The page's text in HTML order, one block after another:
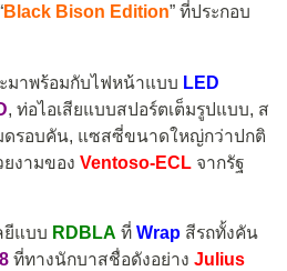
Black Bison Edition” ที่ประกอบ
มาพร้อมกับไฟหน้าแบบ LED
, ท่อไอเสียแบบสปอร์ตเต็มรูปแบบ, ส
ดรอบคัน, แซสซี่ขนาดใหญ่กว่าปกติ
งามของ Ventoso-ECL จากรัฐ
ยีแบบ RDBLA ที่ Wrap สีรถทั้งคัน
ที่ทางนักบาสชื่อดังอย่าง Julius